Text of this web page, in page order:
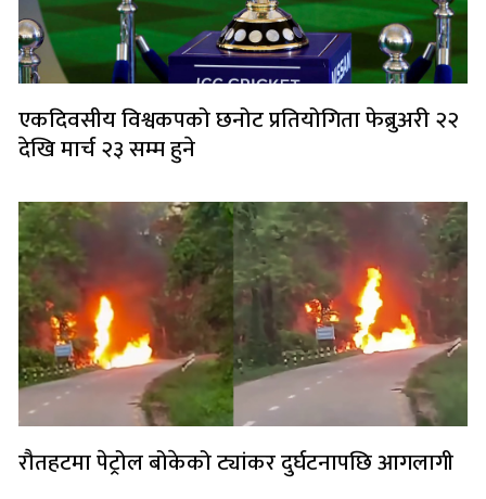
एकदिवसीय विश्वकपको छनोट प्रतियोगिता फेब्रुअरी २२
देखि मार्च २३ सम्म हुने
रौतहटमा पेट्रोल बोकेको ट्यांकर दुर्घटनापछि आगलागी